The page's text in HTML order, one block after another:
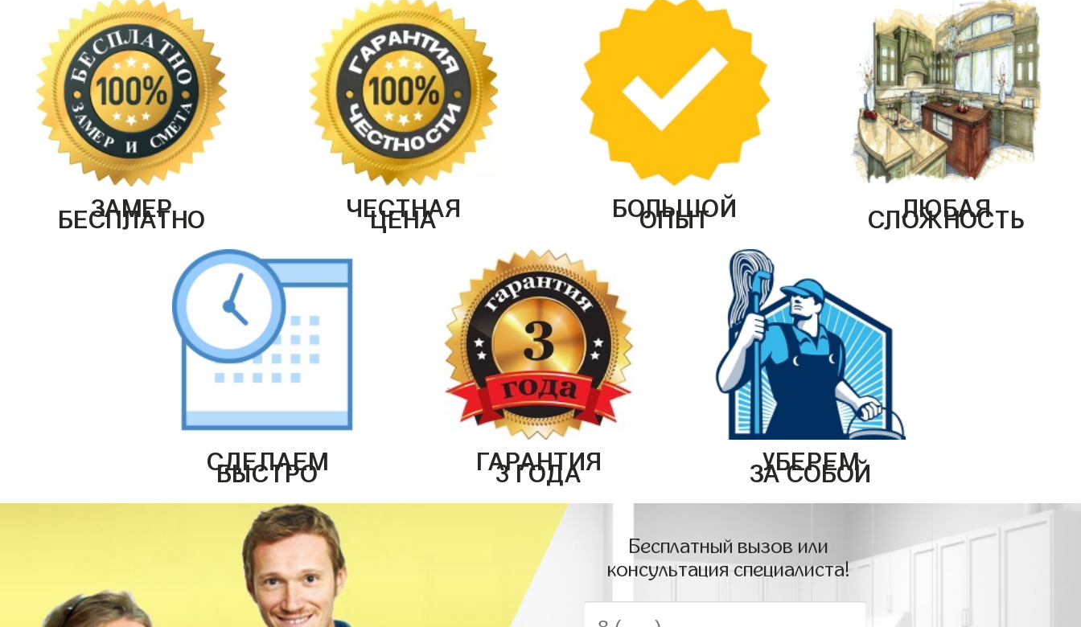
ЗАМЕР
БЕСПЛАТНО ЧЕСТНАЯ
ЦЕНА БОЛЬШОЙ
ОПЫТ ЛЮБАЯ
СЛОЖНОСТЬ
СДЕЛАЕМ
БЫСТРО ГАРАНТИЯ
3 ГОДА УБЕРЕМ
ЗА СОБОЙ
Бесплатный вызов или
консультация специалиста!